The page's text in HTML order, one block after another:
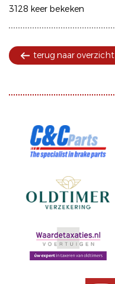
3128 keer bekeken
terug naar overzicht